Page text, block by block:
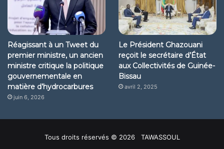
Réagissant à un Tweet du
premier ministre, un ancien
ministre critique la politique
gouvernementale en
matière d’hydrocarbures
juin 6, 2026
Le Président Ghazouani
reçoit le secrétaire d’État
aux Collectivités de Guinée-
Bissau
avril 2, 2025
Tous droits réservés © 2026 TAWASSOUL